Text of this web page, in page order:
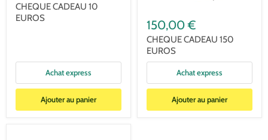
CHEQUE CADEAU 10
EUROS
Achat express
Ajouter au panier
150,00 €
CHEQUE CADEAU 150
EUROS
Achat express
Ajouter au panier